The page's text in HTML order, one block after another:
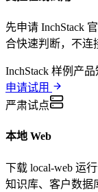
先申请 InchStack
合快速判断，不连
InchStack 样例 产品
申请试用
严肃试点
本地 Web
下载 local-web 运
知识库、客户数据